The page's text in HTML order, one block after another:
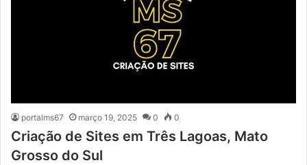
portalms67 março 19, 2025 0 0
Criação de Sites em Três Lagoas, Mato
Grosso do Sul